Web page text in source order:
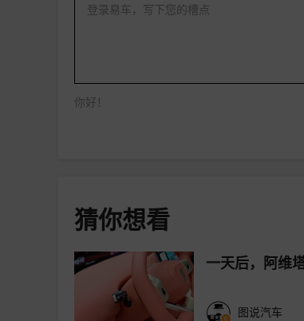
登录易车，写下您的槽点
你好！
猜你想看
一天后，阿维
图说汽车